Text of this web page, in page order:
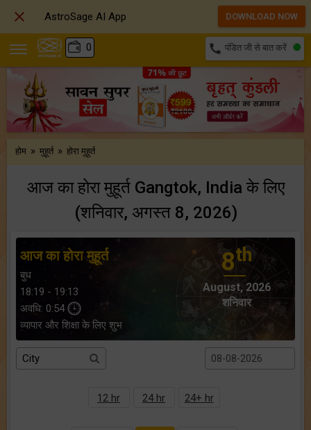
0 call पंडित जी से बात करें
होम » मुहूर्त » होरा मुहूर्त
आज का होरा मुहूर्त Gangtok, India के लिए
(शनिवार, अगस्त 8, 2026)
आज का होरा मुहूर्त
बुध
18:19 - 19:13
अवधि: 0:54
व्यापार और शिक्षा के लिए शुभ
8th
August, 2026
शनिवार
12 hr 24 hr 24+ hr
 AstroSage AI App DOWNLOAD NOW